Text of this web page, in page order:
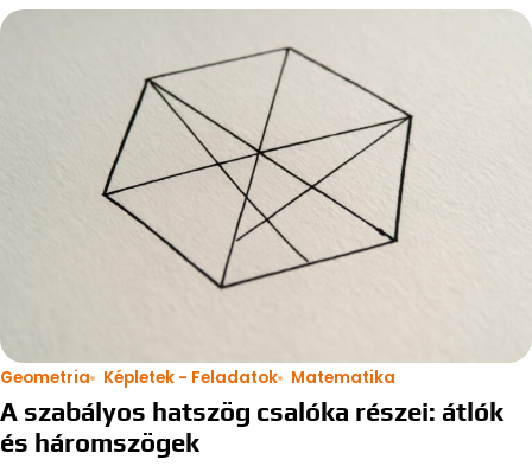
Geometria Képletek - Feladatok Matematika
A szabályos hatszög csalóka részei: átlók
és háromszögek